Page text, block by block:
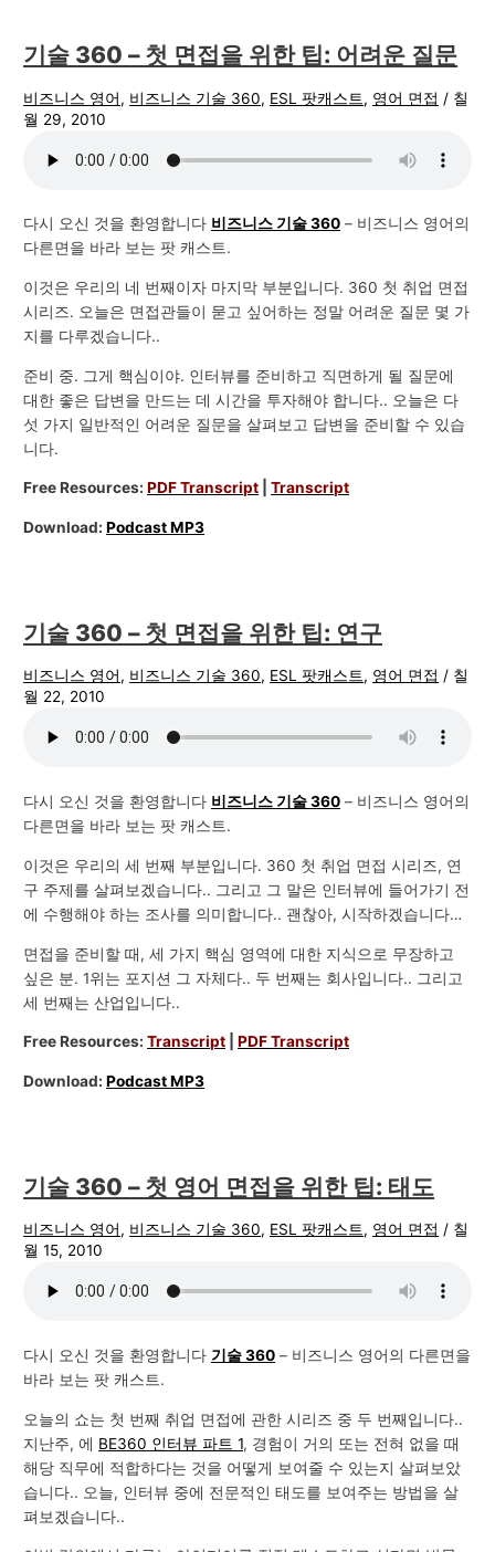
기술 360 – 첫 면접을 위한 팁: 어려운 질문
비즈니스 영어, 비즈니스 기술 360, ESL 팟캐스트, 영어 면접 / 칠
월 29, 2010
다시 오신 것을 환영합니다 비즈니스 기술 360 – 비즈니스 영어의
다른면을 바라 보는 팟 캐스트.
이것은 우리의 네 번째이자 마지막 부분입니다. 360 첫 취업 면접
시리즈. 오늘은 면접관들이 묻고 싶어하는 정말 어려운 질문 몇 가
지를 다루겠습니다..
준비 중. 그게 핵심이야. 인터뷰를 준비하고 직면하게 될 질문에
대한 좋은 답변을 만드는 데 시간을 투자해야 합니다.. 오늘은 다
섯 가지 일반적인 어려운 질문을 살펴보고 답변을 준비할 수 있습
니다.
Free Resources:PDF Transcript |Transcript
Download:Podcast MP3
기술 360 – 첫 면접을 위한 팁: 연구
비즈니스 영어, 비즈니스 기술 360, ESL 팟캐스트, 영어 면접 / 칠
월 22, 2010
다시 오신 것을 환영합니다 비즈니스 기술 360 – 비즈니스 영어의
다른면을 바라 보는 팟 캐스트.
이것은 우리의 세 번째 부분입니다. 360 첫 취업 면접 시리즈, 연
구 주제를 살펴보겠습니다.. 그리고 그 말은 인터뷰에 들어가기 전
에 수행해야 하는 조사를 의미합니다.. 괜찮아, 시작하겠습니다…
면접을 준비할 때, 세 가지 핵심 영역에 대한 지식으로 무장하고
싶은 분. 1위는 포지션 그 자체다.. 두 번째는 회사입니다.. 그리고
세 번째는 산업입니다..
Free Resources:Transcript |PDF Transcript
Download:Podcast MP3
기술 360 – 첫 영어 면접을 위한 팁: 태도
비즈니스 영어, 비즈니스 기술 360, ESL 팟캐스트, 영어 면접 / 칠
월 15, 2010
다시 오신 것을 환영합니다 기술 360 – 비즈니스 영어의 다른면을
바라 보는 팟 캐스트.
오늘의 쇼는 첫 번째 취업 면접에 관한 시리즈 중 두 번째입니다..
지난주, 에 BE360 인터뷰 파트 1, 경험이 거의 또는 전혀 없을 때
해당 직무에 적합하다는 것을 어떻게 보여줄 수 있는지 살펴보았
습니다.. 오늘, 인터뷰 중에 전문적인 태도를 보여주는 방법을 살
펴보겠습니다..